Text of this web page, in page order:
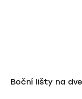
Boční lišty na